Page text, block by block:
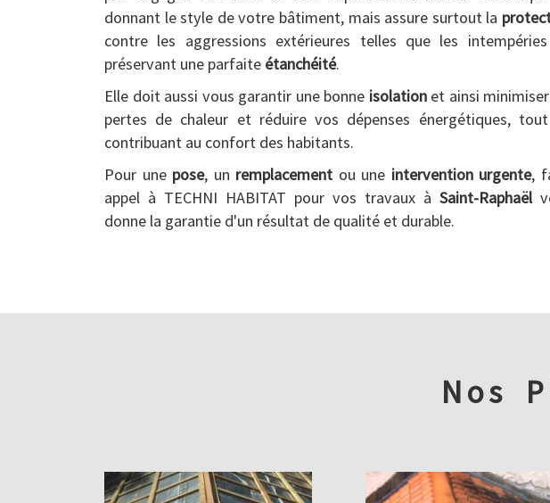
donnant le style de votre bâtiment, mais assure surtout la
contre les aggressions extérieures telles que les
préservant une parfaite étanchéité.
Elle doit aussi vous garantir une bonne isolationet ainsi
pertes de chaleur et réduire vos dépenses énergétiques,
contribuant au confort des habitants.
Pour une pose, un remplacement ou une intervention urgente,
appel à TECHNI HABITAT pour vos travaux à Saint-Raphaël
donne la garantie d'un résultat de qualité et durable.
Nos